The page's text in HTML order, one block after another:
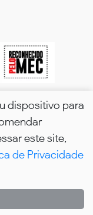
Reservados.
dispositivo para
este site,
de Privacidade